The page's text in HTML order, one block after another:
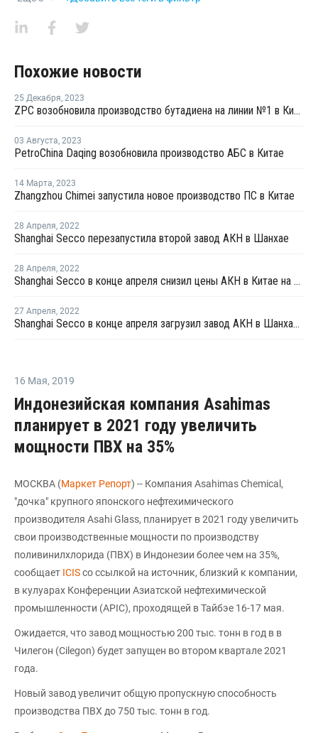
Похожие новости
25 Декабря, 2023
ZPC возобновила производство бутадиена на линии №1 в Китае
03 Августа, 2023
PetroChina Daqing возобновила производство АБС в Китае
14 Марта, 2023
Zhangzhou Chimei запустила новое производство ПС в Китае
28 Апреля, 2022
Shanghai Secco перезапустила второй завод АКН в Шанхае
28 Апреля, 2022
Shanghai Secco в конце апреля снизил цены АКН в Китае на CNY100 за тонну
27 Апреля, 2022
Shanghai Secco в конце апреля загрузил завод АКН в Шанхае на уровне 50%
16 Мая, 2019
Индонезийская компания Asahimas
планирует в 2021 году увеличить
мощности ПВХ на 35%
МОСКВА (Маркет Репорт) -- Компания Asahimas Chemical,
"дочка" крупного японского нефтехимического
производителя Asahi Glass, планирует в 2021 году увеличить
свои производственные мощности по производству
поливинилхлорида (ПВХ) в Индонезии более чем на 35%,
сообщает ICISсо ссылкой на источник, близкий к компании,
в кулуарах Конференции Азиатской нефтехимической
промышленности (APIC), проходящей в Тайбэе 16-17 мая.
Ожидается, что завод мощностью 200 тыс. тонн в год в в
Чилегон (Cilegon) будет запущен во втором квартале 2021
года.
Новый завод увеличит общую пропускную способность
производства ПВХ до 750 тыс. тонн в год.